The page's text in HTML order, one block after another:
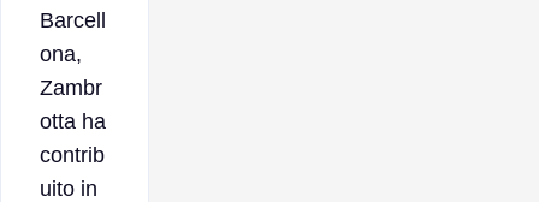
Barcell
ona,
Zambr
otta ha
contrib
uito in